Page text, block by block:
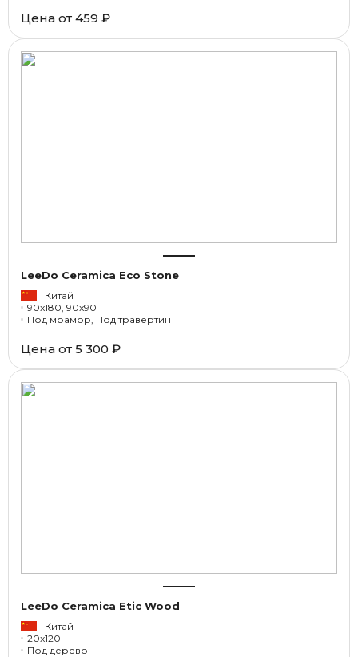
Цена от 459 ₽
LeeDo Ceramica Eco Stone
Китай
90x180, 90x90
Под мрамор, Под травертин
Цена от 5 300 ₽
LeeDo Ceramica Etic Wood
Китай
20x120
Под дерево